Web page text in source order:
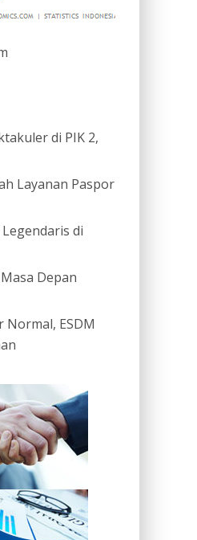
di PIK 2,
Layanan Paspor
di
Depan
ESDM